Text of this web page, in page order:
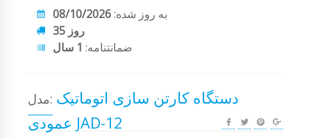
به روز شده:08/10/2026
35 روز
ضمانتنامه: 1 سال
مدل: دستگاه کارتن سازی اتوماتیک
عمودی JAD-12